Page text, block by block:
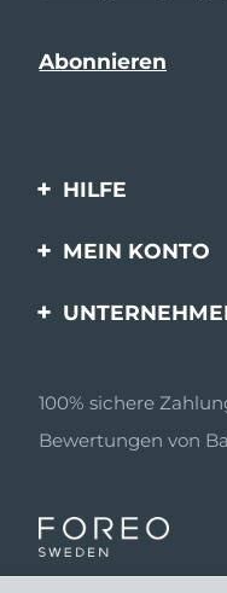
HILFE
Kontaktiere uns
MEIN KONTO
Partner
Einzelhändler
100% sichere
Bewertungen von